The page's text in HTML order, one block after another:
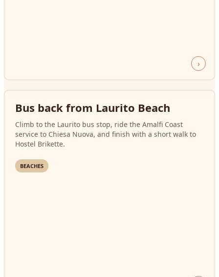
›
Bus back from Laurito Beach
Climb to the Laurito bus stop, ride the Amalfi Coast
service to Chiesa Nuova, and finish with a short walk to
Hostel Brikette.
BEACHES